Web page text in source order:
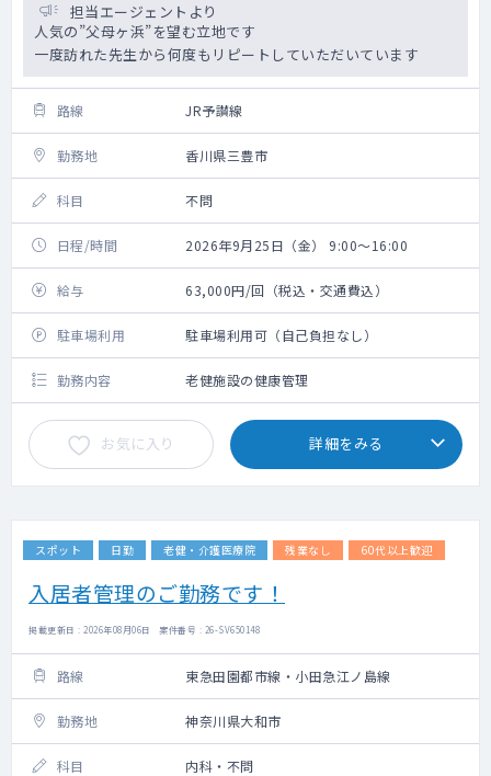
担当エージェントより
人気の”父母ヶ浜”を望む立地です
一度訪れた先生から何度もリピートしていただいています
路線 JR予讃線
勤務地 香川県三豊市
科目 不問
日程/時間 2026年9月25日（金） 9:00～16:00
給与 63,000円/回（税込・交通費込）
駐車場利用 駐車場利用可（自己負担なし）
勤務内容 老健施設の健康管理
お気に入り 詳細をみる
スポット 日勤 老健・介護医療院 残業なし 60代以上歓迎
入居者管理のご勤務です！
掲載更新日 : 2026年08月06日 案件番号 : 26-SV650148
路線 東急田園都市線・小田急江ノ島線
勤務地 神奈川県大和市
科目 内科・不問